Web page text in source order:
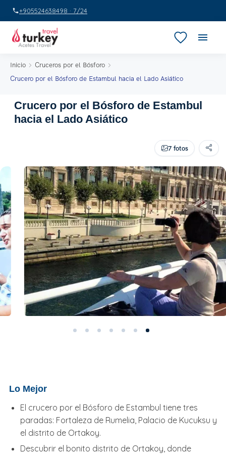
+905524638498 · 7/24
Inicio
Cruceros por el Bósforo
Crucero por el Bósforo de Estambul hacia el Lado Asiático
Crucero por el Bósforo de Estambul
hacia el Lado Asiático
7 fotos
Lo Mejor
El crucero por el Bósforo de Estambul tiene tres
paradas: Fortaleza de Rumelia, Palacio de Kucuksu y
el distrito de Ortakoy.
Descubrir el bonito distrito de Ortakoy, donde